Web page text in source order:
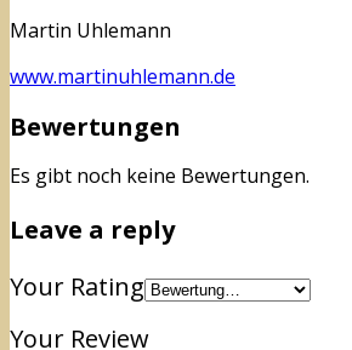
Martin Uhlemann
www.martinuhlemann.de
Bewertungen
Es gibt noch keine Bewertungen.
Leave a reply
Your Rating
Your Review